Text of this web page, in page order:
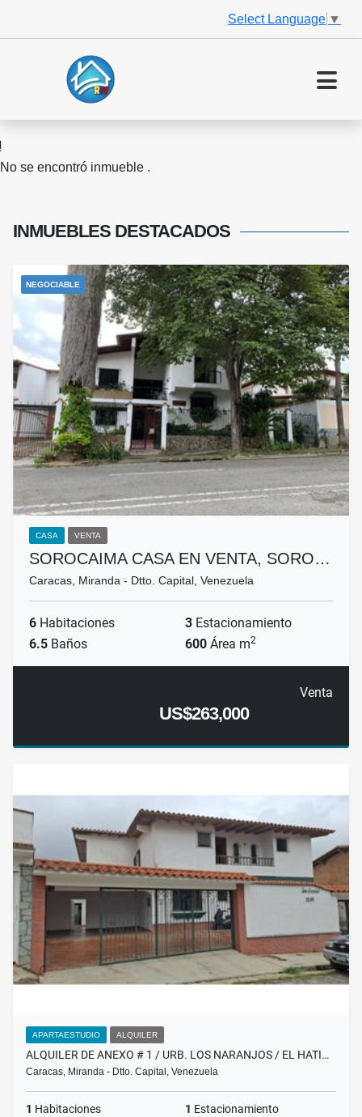
Select Language ▼
No se encontró inmueble .
INMUEBLES DESTACADOS
NEGOCIABLE
CASA VENTA
SOROCAIMA CASA EN VENTA, SORO…
Caracas, Miranda - Dtto. Capital, Venezuela
6 Habitaciones 3 Estacionamiento
6.5 Baños 600 Área m2
Venta
US$263,000
APARTAESTUDIO ALQUILER
ALQUILER DE ANEXO # 1 / URB. LOS NARANJOS / EL HATI…
Caracas, Miranda - Dtto. Capital, Venezuela
1 Habitaciones 1 Estacionamiento